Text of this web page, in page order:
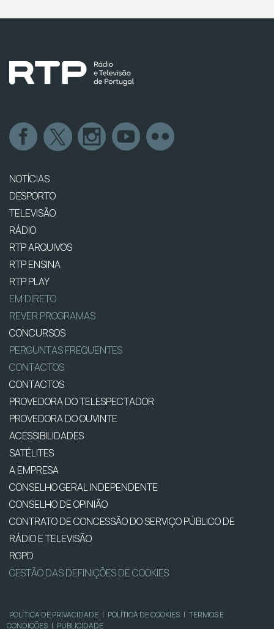
NOTÍCIAS
DESPORTO
TELEVISÃO
RÁDIO
RTP ARQUIVOS
RTP ENSINA
RTP PLAY
EM DIRETO
REVER PROGRAMAS
CONCURSOS
PERGUNTAS FREQUENTES
CONTACTOS
CONTACTOS
PROVEDORA DO TELESPECTADOR
PROVEDORA DO OUVINTE
ACESSIBILIDADES
SATÉLITES
A EMPRESA
CONSELHO GERAL INDEPENDENTE
CONSELHO DE OPINIÃO
CONTRATO DE CONCESSÃO DO SERVIÇO PÚBLICO DE
RÁDIO E TELEVISÃO
RGPD
GESTÃO DAS DEFINIÇÕES DE COOKIES
POLÍTICA DE PRIVACIDADE | POLÍTICA DE COOKIES | TERMOS E
CONDIÇÕES | PUBLICIDADE